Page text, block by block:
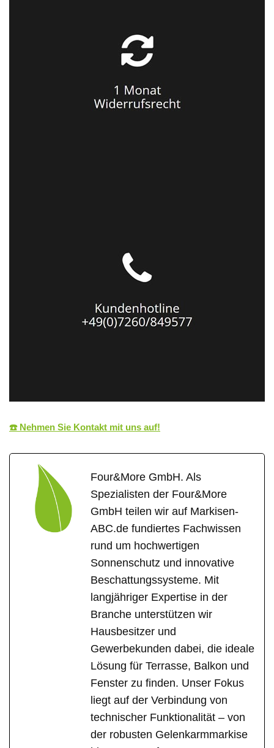
☎️ Nehmen Sie Kontakt mit uns auf!
Four&More GmbH. Als
Spezialisten der Four&More
GmbH teilen wir auf Markisen-
ABC.de fundiertes Fachwissen
rund um hochwertigen
Sonnenschutz und innovative
Beschattungssysteme. Mit
langjähriger Expertise in der
Branche unterstützen wir
Hausbesitzer und
Gewerbekunden dabei, die ideale
Lösung für Terrasse, Balkon und
Fenster zu finden. Unser Fokus
liegt auf der Verbindung von
technischer Funktionalität – von
der robusten Gelenkarmmarkise